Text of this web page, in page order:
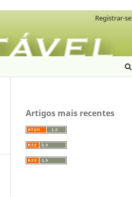
Registrar-se
Artigos mais recentes